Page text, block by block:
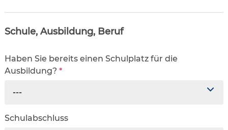
Schule, Ausbildung, Beruf
Haben Sie bereits einen Schulplatz für die
Ausbildung? *
---
Schulabschluss